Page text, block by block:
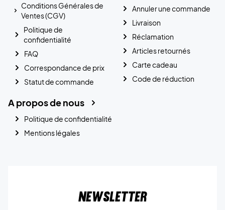
Conditions Générales de
Ventes (CGV)
Politique de
confidentialité
FAQ
Correspondance de prix
Statut de commande
Annuler une commande
Livraison
Réclamation
Articles retournés
Carte cadeau
Code de réduction
A propos de nous
Politique de confidentialité
Mentions légales
Newsletter